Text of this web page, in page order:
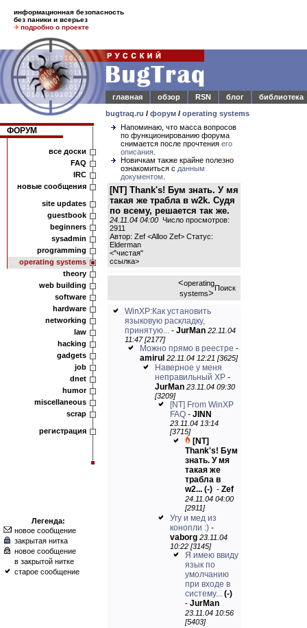
информационная безопасность
без паники и всерьез
подробно о проекте
главная обзор RSN блог
библиотека
bugtraq.ru / форум / operating systems
ФОРУМ
все доски
FAQ
IRC
новые сообщения
site updates
guestbook
beginners
sysadmin
programming
operating systems
theory
web building
software
hardware
networking
law
hacking
gadgets
job
dnet
humor
miscellaneous
scrap
регистрация
Легенда:
новое сообщение
закрытая нитка
новое сообщение
в закрытой нитке
старое сообщение
Напоминаю, что масса вопросов
по функционированию форума
снимается после прочтения его
описания
Новичкам также крайне полезно
ознакомиться с данным
документом
[NT] Thank's! Бум знать. У мя
такая же трабла в w2k. Судя
по всему, решается так же.
24.11.04 04:00 Число просмотров:
2911
Автор: Zef <Alloo Zef> Статус:
Elderman
<"чистая"
ссылка>
<operating
systems>Поиск
WinXP:Как установить
языковую раскладку,
принятую... - JurMan 22.11.04
11:47 [2177]
Можно прямо в реестре -
amirul 22.11.04 12:21 [3625]
Наверное у меня
неправильный ХР -
JurMan 23.11.04 09:30
[3209]
[NT] From WinXP
FAQ - JINN
23.11.04 13:14
[3715]
[NT]
Thank's! Бум
знать. У мя
такая же
трабла в
w2... (-) - Zef
24.11.04 04:00
[2911]
Угу и мед из
конопли :) -
vaborg 23.11.04
10:22 [3145]
Я имею ввиду
язык по
умолчанию
при входе в
систему... (-)
- JurMan
23.11.04 10:56
[5403]